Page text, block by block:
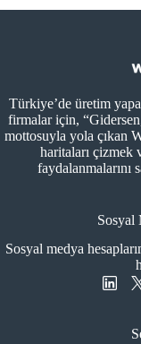
Türkiye’de üretim
firmalar için,
mottosuyla yola çıkan
haritaları çizmek
faydalanmalarını
Sosyal
Sosyal medya